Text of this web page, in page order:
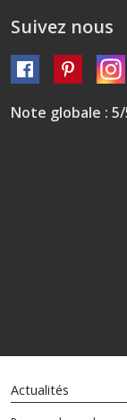
Suivez nous
Note globale :
Actualités